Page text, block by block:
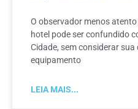
O observador menos
hotel pode ser confundido
Cidade, sem considerar
equipamento
LEIA MAIS...